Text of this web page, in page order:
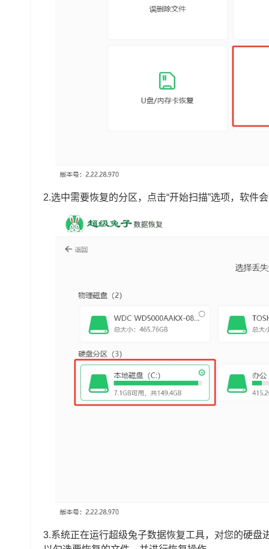
2.选中需要恢复的分区，点击“开始扫描”选项，软件
3.系统正在运行超级兔子数据恢复工具，对您的硬